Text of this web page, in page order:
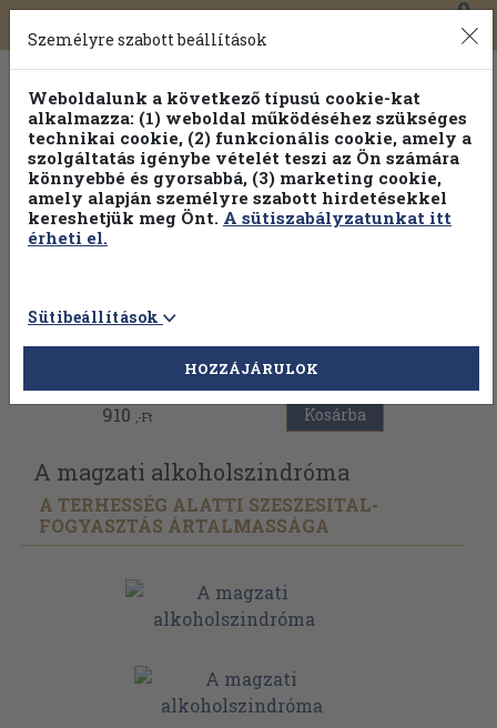
Toggle
navigation
0
Vissza az előző oldalra
910 ,-Ft Kosárba
A magzati alkoholszindróma
A TERHESSÉG ALATTI SZESZESITAL-
FOGYASZTÁS ÁRTALMASSÁGA
Személyre szabott beállítások
Weboldalunk a következő típusú cookie-kat
alkalmazza: (1) weboldal működéséhez szükséges
technikai cookie, (2) funkcionális cookie, amely a
szolgáltatás igénybe vételét teszi az Ön számára
könnyebbé és gyorsabbá, (3) marketing cookie,
amely alapján személyre szabott hirdetésekkel
kereshetjük meg Önt. A sütiszabályzatunkat itt
érheti el.
Sütibeállítások
HOZZÁJÁRULOK